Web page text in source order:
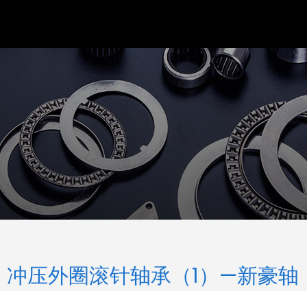
冲压外圈滚针轴承（1）—新豪轴